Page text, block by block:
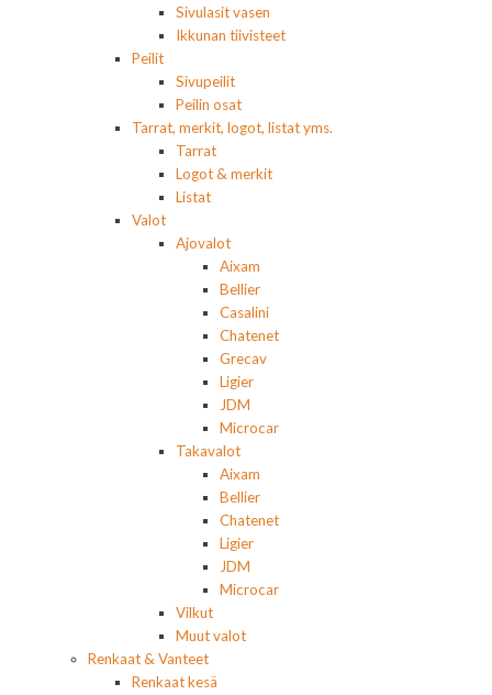
Sivulasit vasen
Ikkunan tiivisteet
Peilit
Sivupeilit
Peilin osat
Tarrat, merkit, logot, listat yms.
Tarrat
Logot & merkit
Listat
Valot
Ajovalot
Aixam
Bellier
Casalini
Chatenet
Grecav
Ligier
JDM
Microcar
Takavalot
Aixam
Bellier
Chatenet
Ligier
JDM
Microcar
Vilkut
Muut valot
Renkaat & Vanteet
Renkaat kesä